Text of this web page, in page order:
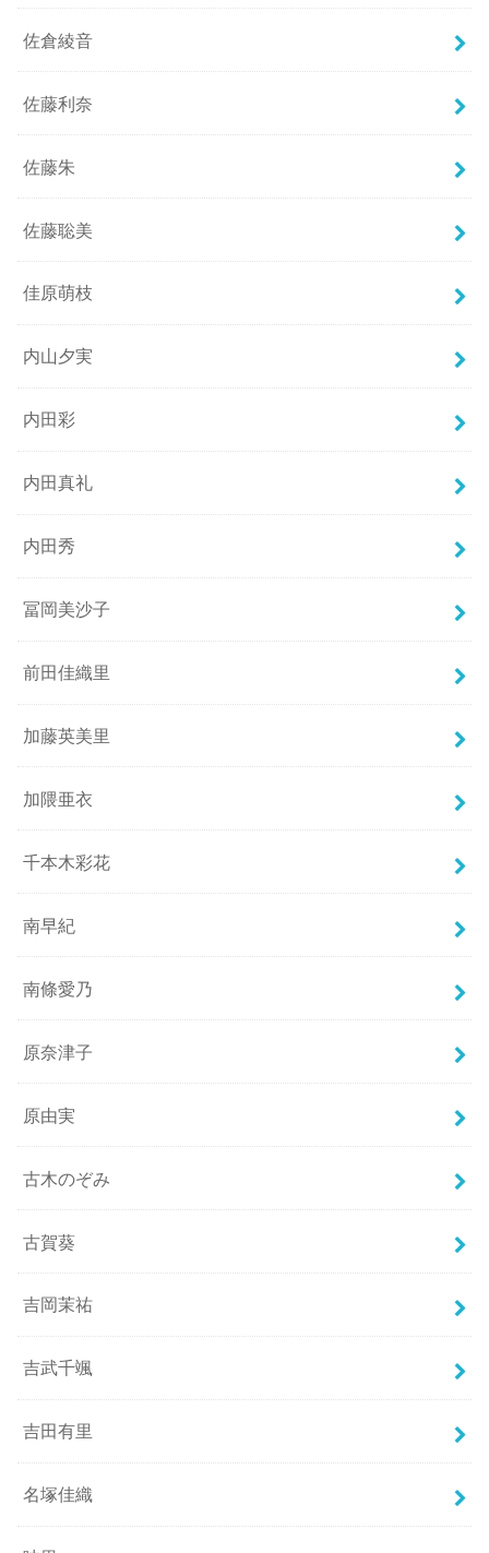
佐倉綾音
佐藤利奈
佐藤朱
佐藤聡美
佳原萌枝
内山夕実
内田彩
内田真礼
内田秀
冨岡美沙子
前田佳織里
加藤英美里
加隈亜衣
千本木彩花
南早紀
南條愛乃
原奈津子
原由実
古木のぞみ
古賀葵
吉岡茉祐
吉武千颯
吉田有里
名塚佳織